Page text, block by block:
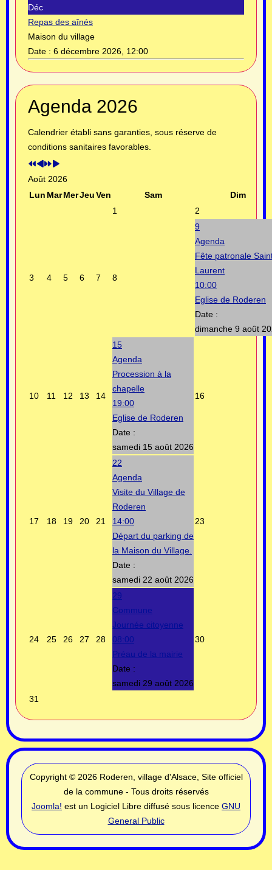
Déc
Repas des aînés
Maison du village
Date : 6 décembre 2026, 12:00
Agenda 2026
Calendrier établi sans garanties, sous réserve de
conditions sanitaires favorables.
Année
précédente
précédent
suivante
suivant
Août 2026
Lun MarMerJeuVen Sam
Dim
1
2
3 4 5 6 7 8
9
Agenda
Fête patronale
Laurent
10:00
Eglise de Roderen
Date :
dimanche 9 août
10 11 12 13 14
15
Agenda
Procession à la
chapelle
19:00
Eglise de Roderen
Date :
samedi 15 août 2026
16
17 18 19 20 21
22
Agenda
Visite du Village de
Roderen
14:00
Départ du parking de
la Maison du Village.
Date :
samedi 22 août 2026
23
24 25 26 27 28
29
Commune
Journée citoyenne
08:00
Préau de la mairie
Date :
samedi 29 août 2026
30
31
Copyright © 2026 Roderen, village d'Alsace, Site officiel
de la commune - Tous droits réservés
Joomla! est un Logiciel Libre diffusé sous licence GNU
General Public